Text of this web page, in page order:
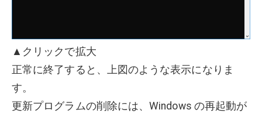
▲クリックで拡大
正常に終了すると、上図のような表示になりま
す。
更新プログラムの削除には、Windows の再起動が